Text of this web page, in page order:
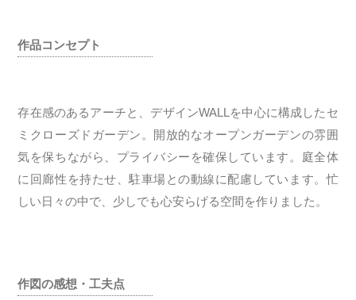
作品コンセプト
存在感のあるアーチと、デザインWALLを中心に構成したセ
ミクローズドガーデン。開放的なオープンガーデンの雰囲
気を保ちながら、プライバシーを確保しています。庭全体
に回廊性を持たせ、駐車場との動線に配慮しています。忙
しい日々の中で、少しでも心安らげる空間を作りました。
作図の感想・工夫点